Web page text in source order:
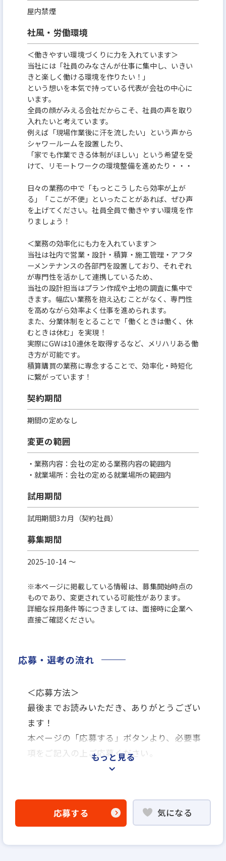
屋内禁煙
社風・労働環境
＜働きやすい環境づくりに力を入れています＞
当社には「社員のみなさんが仕事に集中し、いきい
きと楽しく働ける環境を作りたい！」
という想いを本気で持っている代表が会社の中心に
います。
全員の顔がみえる会社だからこそ、社員の声を取り
入れたいと考えています。
例えば「現場作業後に汗を流したい」という声から
シャワールームを設置したり、
「家でも作業できる体制がほしい」という希望を受
けて、リモートワークの環境整備を進めたり・・・
日々の業務の中で「もっとこうしたら効率が上が
る」「ここが不便」といったことがあれば、ぜひ声
を上げてください。社員全員で働きやすい環境を作
りましょう！
＜業務の効率化にも力を入れています＞
当社は社内で営業・設計・積算・施工管理・アフタ
ーメンテナンスの各部門を設置しており、それぞれ
が専門性を活かして連携しているため、
当社の設計担当はプラン作成や土地の調査に集中で
きます。幅広い業務を抱え込むことがなく、専門性
を高めながら効率よく仕事を進められます。
また、分業体制をとることで「働くときは働く、休
むときは休む」を実現！
実際にGWは10連休を取得するなど、メリハリある働
き方が可能です。
積算購買の業務に専念することで、効率化・時短化
に繋がっています！
契約期間
期間の定めなし
変更の範囲
・業務内容：会社の定める業務内容の範囲内
・就業場所：会社の定める就業場所の範囲内
試用期間
試用期間3カ月（契約社員）
募集期間
2025-10-14 〜
※本ページに掲載している情報は、募集開始時点の
ものであり、変更されている可能性があります。
詳細な採用条件等につきましては、面接時に企業へ
直接ご確認ください。
応募・選考の流れ
＜応募方法＞
最後までお読みいただき、ありがとうござい
ます！
本ページの「応募する」ボタンより、必要事
項をご記入の上ご応募ください。
「応募する」よりエントリー
WEB応募書類による書類選考
▼
もっと見る
応募する 気になる